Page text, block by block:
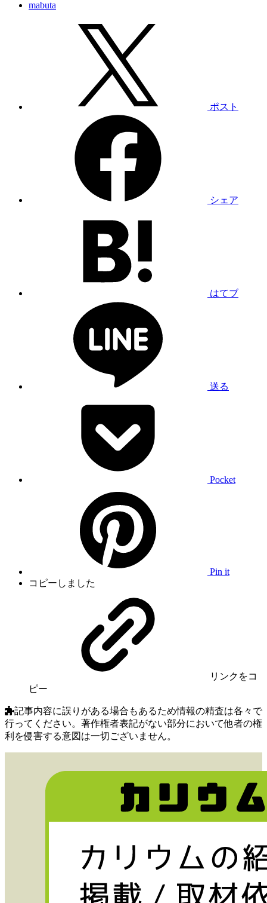
mabuta
ポスト
シェア
はてブ
送る
Pocket
Pin it
コピーしました
リンク をコ
ピー
記事内容に誤りがある場合もあるため情報の精査は各々で
行ってください。著作権者表記がない部分において他者の権
利を侵害する意図は一切ございません。